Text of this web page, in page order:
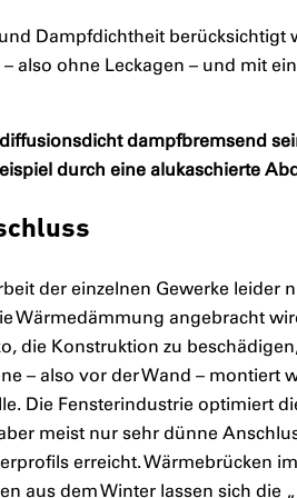
Dampfdichtheit berücksichtigt
also ohne Leckagen – und mit
dampfbremsend
durch eine alukaschierte
der einzelnen Gewerke leider
Wärmedämmung angebracht
die Konstruktion zu
– also vor der Wand – montiert
Die Fensterindustrie optimiert
meist nur sehr dünne
erreicht. Wärmebrücken
aus dem Winter lassen sich die